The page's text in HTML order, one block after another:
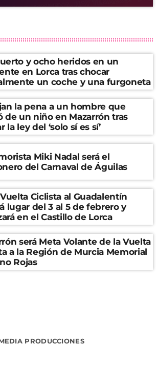
y ocho heridos en un
en Lorca tras chocar
un coche y una furgoneta
la pena a un hombre que
de un niño en Mazarrón tras
la ley del ‘solo sí es sí’
Miki Nadal será el
del Carnaval de Águilas
Ciclista al Guadalentín
lugar del 3 al 5 de febrero y
en el Castillo de Lorca
será Meta Volante de la Vuelta
a la Región de Murcia Memorial
Rojas
PRODUCCIONES